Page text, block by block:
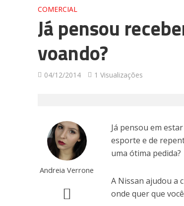
COMERCIAL
Já pensou
voando?
04/12/2014 1 Visualizações
Andreia Verrone
Já pensou em
esporte e de
uma ótima pedida?
A Nissan ajudou a
onde quer que